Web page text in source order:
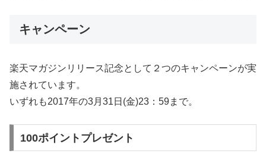
キャンペーン
楽天マガジンリリース記念として２つのキャンペーンが実
施されています。
いずれも2017年の3月31日(金)23：59まで。
100ポイントプレゼント